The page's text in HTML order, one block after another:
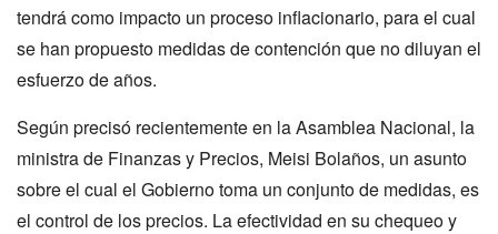
tendrá como impacto un proceso inflacionario, para el cual
se han propuesto medidas de contención que no diluyan el
esfuerzo de años.
Según precisó recientemente en la Asamblea Nacional, la
ministra de Finanzas y Precios, Meisi Bolaños, un asunto
sobre el cual el Gobierno toma un conjunto de medidas, es
el control de los precios. La efectividad en su chequeo y